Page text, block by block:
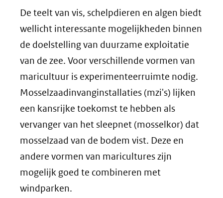
De teelt van vis, schelpdieren en algen biedt
wellicht interessante mogelijkheden binnen
de doelstelling van duurzame exploitatie
van de zee. Voor verschillende vormen van
maricultuur is experimenteerruimte nodig.
Mosselzaadinvanginstallaties (mzi's) lijken
een kansrijke toekomst te hebben als
vervanger van het sleepnet (mosselkor) dat
mosselzaad van de bodem vist. Deze en
andere vormen van maricultures zijn
mogelijk goed te combineren met
windparken.